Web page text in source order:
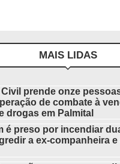
MAIS LIDAS
Civil prende onze
de combate à
drogas em Palmital
é preso por incendiar
a ex-companheira